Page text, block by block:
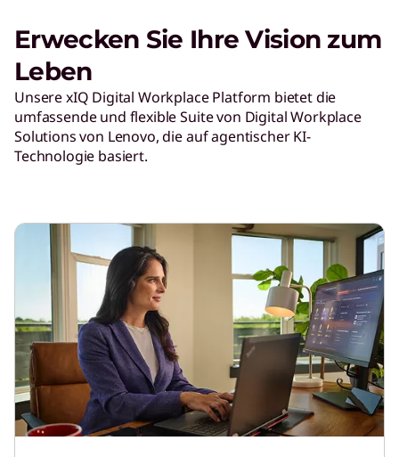
Erwecken Sie Ihre Vision zum
Leben
Unsere xIQ Digital Workplace Platform bietet die
umfassende und flexible Suite von Digital Workplace
Solutions von Lenovo, die auf agentischer KI-
Technologie basiert.